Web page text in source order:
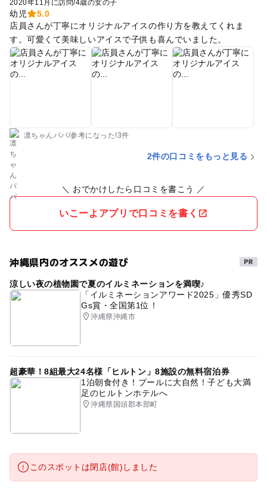
2020年11月に訪問/4歳の女の子
幼児
5.0
店員さんが丁寧にオリジナルアイスの作り方を教えてくれま
す。可愛くて美味しいアイスで子供も喜んでいました。
凛ちゃんパパ/参考に なった!3件
2件の口コミをもっと見る
＼ おでかけしたら口コミを書こう ／
いこーよアプリで口コミを書く
沖縄県内のオススメの遊び
涼しい夜の植物園で夏のイルミネーションを満喫♪
「イルミネーションアワード2025」優秀SD
Gs賞・全国第1位！
沖縄県沖縄市
超豪華！8組最大24名様「ヒルトン」8施設の無料宿泊券
1泊朝食付き！プールに大自然！子ども大満
足のヒルトンホテルへ
沖縄県国頭郡本部町
このスポットは閉店(館)しました